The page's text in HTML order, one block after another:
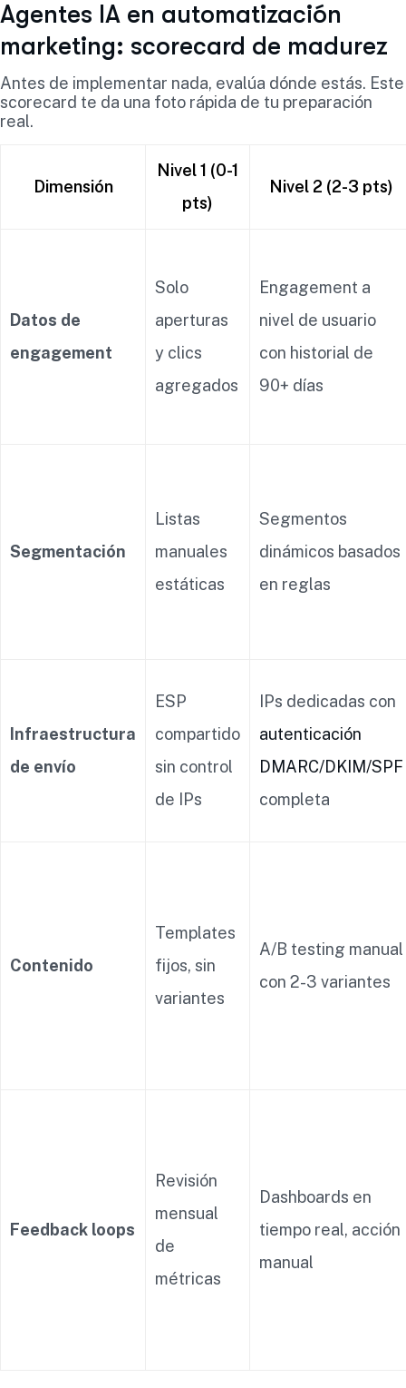
Agentes IA en automatización
marketing: scorecard de madurez
Antes de implementar nada, evalúa dónde estás. Este
scorecard te da una foto rápida de tu preparación
real.
Dimensión
Nivel 1 (0-1
pts)
Nivel 2 (2-3 pts)
Datos de
engagement
Solo
aperturas
y clics
agregados
Engagement a
nivel de usuario
con historial de
90+ días
Segmentación
Listas
manuales
estáticas
Segmentos
dinámicos basados
en reglas
Infraestructura
de envío
ESP
compartido
sin control
de IPs
IPs dedicadas con
autenticación
DMARC/DKIM/SPF
completa
Contenido
Templates
fijos, sin
variantes
A/B testing manual
con 2-3 variantes
Feedback loops
Revisión
mensual
de
métricas
Dashboards en
tiempo real, acción
manual